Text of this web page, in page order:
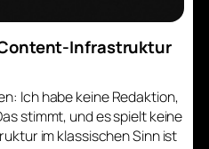
Infrastruktur
Ich habe keine Redaktion,
stimmt, und es spielt keine
im klassischen Sinn ist